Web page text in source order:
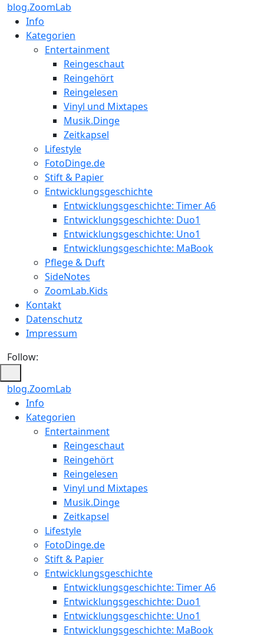
blog.ZoomLab
Info
Kategorien
Entertainment
Reingeschaut
Reingehört
Reingelesen
Vinyl und Mixtapes
Musik.Dinge
Zeitkapsel
Lifestyle
FotoDinge.de
Stift & Papier
Entwicklungsgeschichte
Entwicklungsgeschichte: Timer A6
Entwicklungsgeschichte: Duo1
Entwicklungsgeschichte: Uno1
Entwicklungsgeschichte: MaBook
Pflege & Duft
SideNotes
ZoomLab.Kids
Kontakt
Datenschutz
Impressum
Follow:
blog.ZoomLab
ZoomLab
//
Info
Kategorien
Entertainment
Reingeschaut
Reingehört
Reingelesen
Vinyl und Mixtapes
Musik.Dinge
Zeitkapsel
Lifestyle
FotoDinge.de
Stift & Papier
Entwicklungsgeschichte
Entwicklungsgeschichte: Timer A6
Entwicklungsgeschichte: Duo1
Entwicklungsgeschichte: Uno1
Entwicklungsgeschichte: MaBook